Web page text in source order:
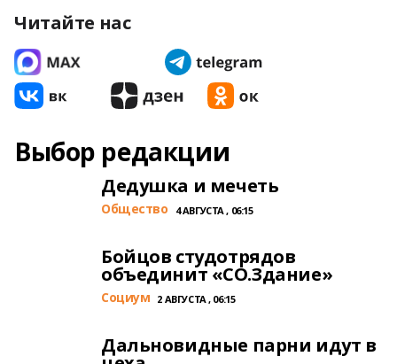
Читайте нас
Выбор редакции
Дедушка и мечеть
Общество 4 АВГУСТА , 06:15
Бойцов студотрядов
объединит «СО.Здание»
Cоциум 2 АВГУСТА , 06:15
Дальновидные парни идут в